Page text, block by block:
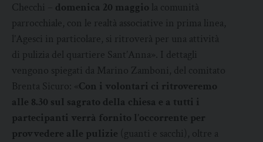
Checchi – domenica 20 maggio la comunità
parrocchiale, con le realtà associative in prima linea,
l’Agesci in particolare, si ritroverà per una attività
di pulizia del quartiere Sant’Anna». I dettagli
vengono spiegati da Marino Zamboni, del comitato
Brenta Sicuro: «Con i volontari ci ritroveremo
alle 8.30 sul sagrato della chiesa e a tutti i
partecipanti verrà fornito l’occorrente per
provvedere alle pulizie (guanti e sacchi), oltre a